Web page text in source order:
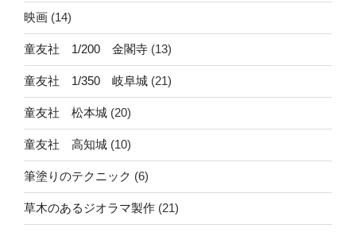
映画 (14)
童友社 1/200 金閣寺 (13)
童友社 1/350 岐阜城 (21)
童友社 松本城 (20)
童友社 高知城 (10)
筆塗りのテクニック (6)
草木のあるジオラマ製作 (21)